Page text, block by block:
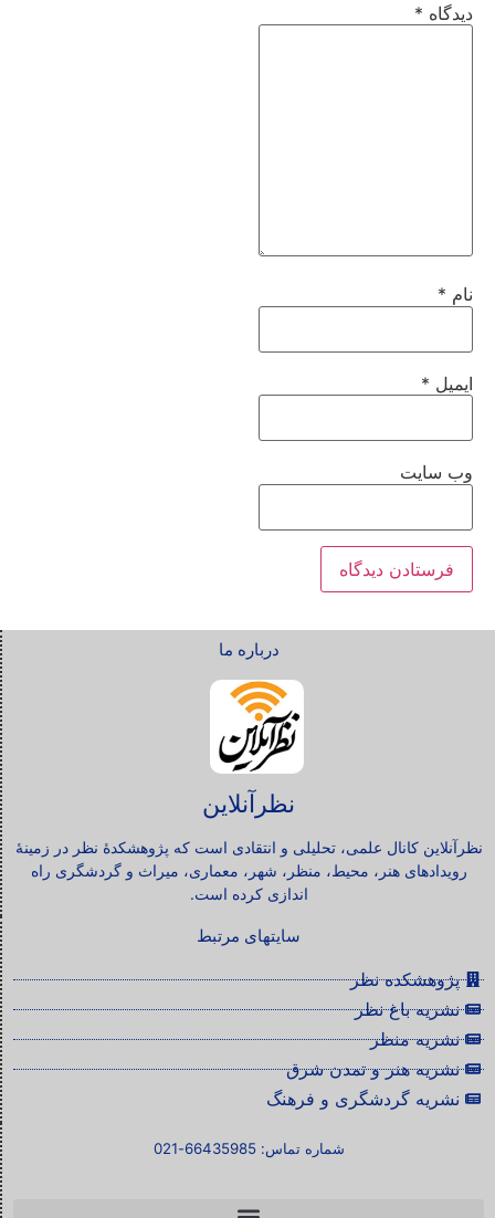
دیدگاه *
نام *
ایمیل *
وب‌ سایت
درباره ما
نظرآنلاین
نظرآنلاین کانال علمی، تحلیلی و انتقادی است که پژوهشکدۀ نظر در زمینۀ
رویدادهای هنر، محیط، منظر، شهر، معماری، میراث و گردشگری راه
اندازی کرده است.
سایتهای مرتبط
پژوهشکده نظر
نشریه باغ نظر
نشریه منظر
نشریه هنر و تمدن شرق
نشریه گردشگری و فرهنگ
شماره تماس: 66435985-021